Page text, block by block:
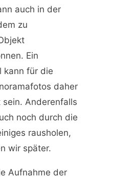
auch in der
zu
Ein
kann für die
daher
Anderenfalls
noch durch die
rausholen,
wir später.
Aufnahme der